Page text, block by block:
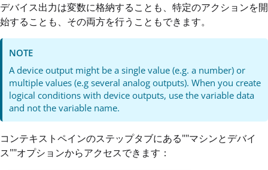
デバイス出力は変数に格納することも、特定のアクションを開
始することも、その両方を行うこともできます。
NOTE
A device output might be a single value (e.g. a number) or
multiple values (e.g several analog outputs). When you create
logical conditions with device outputs, use the variable data
and not the variable name.
コンテキストペインのステップタブにある""マシンとデバイ
ス""オプションからアクセスできます：